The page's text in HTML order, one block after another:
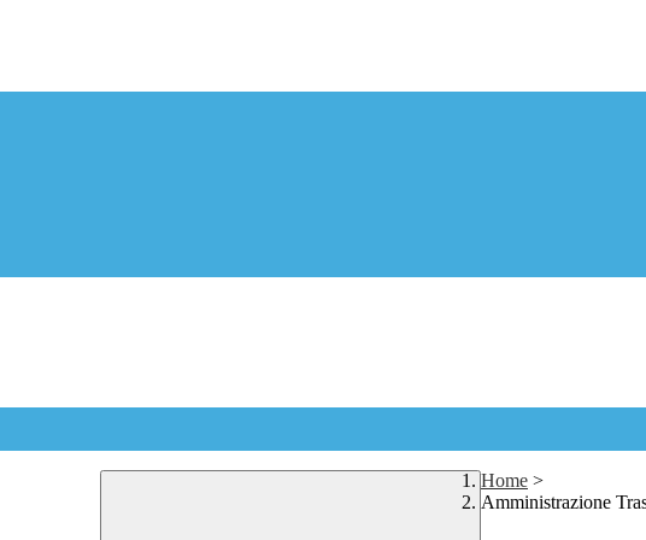
Home >
Amministrazione